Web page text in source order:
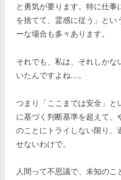
と勇気が要ります。特に仕事
を捨てて、霊感に従う」と
ーな場合も多々あります。
それでも、私は、それしかな
いたんですよね…。
つまり「ここまでは安全」と
に基づく判断基準を超えて、
のことにトライしない限り、
せないわけで。
人間って不思議で、未知のこ